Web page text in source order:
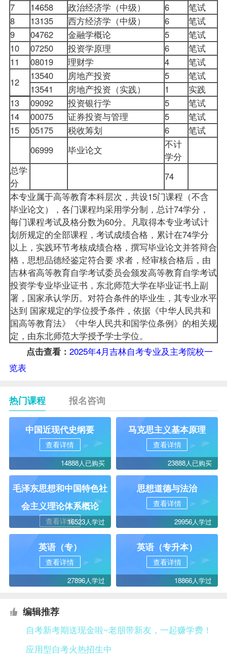
7
14658 政治经济学（中级） 6
笔试
8
13135 西方经济学（中级） 6
笔试
9
04762 金融学概论 5
笔试
10
07250 投资学原理 6
笔试
11
08019 理财学 4
笔试
12
13540 房地产投资 5
笔试
13541
房地产投资（实践） 1
实践
13
09092 投资银行学 5
笔试
14
00075 证券投资与管理 5
笔试
15
05175 税收筹划 6
笔试
06999
毕业论文
不计
学分
总学
分
74
本专业属于高等教育本科层次，共设15门课程（不含
毕业论文），各门课程均采用学分制，总计74学分，
每门课程考试及格分数为60分。凡取得本专业考试计
划所规定的全部课程，考试成绩合格，累计在74学分
以上，实践环节考核成绩合格，撰写毕业论文并答辩合
格，思想品德经鉴定符合要 求者，经审核合格后，由
吉林省高等教育自学考试委员会颁发高等教育自学考试
投资学专业毕业证书，东北师范大学在毕业证书上副
署，国家承认学历。对符合条件的毕业生，其专业水平
达到 国家规定的学位授予条件，依据《中华人民共和
国高等教育法》《中华人民共和国学位条例》的相关规
定，由东北师范大学授予学士学位。
点击查看： 2025年4月吉林自考专业及主考院校一
览表
热门课程 报名咨询
中国近现代史纲要
查看详情
14888人已购买
马克思主义基本原理
查看详情
23888人已购买
毛泽东思想和中国特色社
会主义理论体系概论
查看详情16523人学过
思想道德与法治
查看详情
29956人学过
英语（专）
查看详情
27896人学过
英语（专升本）
查看详情
18866人学过
编辑推荐
自考新考期送现金啦~老朋带新友，一起赚学费！
应用型自考火热招生中